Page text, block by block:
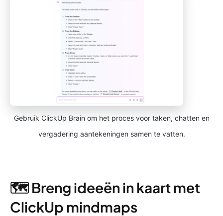
Gebruik ClickUp Brain om het proces voor taken, chatten en
vergadering aantekeningen samen te vatten.
🗺️ Breng ideeën in kaart met
ClickUp mindmaps